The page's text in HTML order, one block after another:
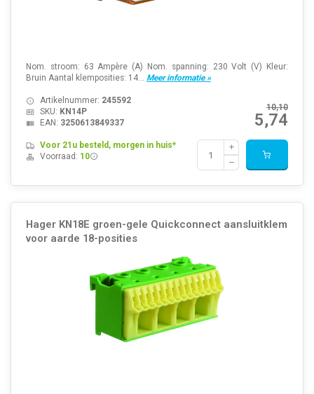
Nom. stroom: 63 Ampère (A) Nom. spanning: 230 Volt (V) Kleur:
Bruin Aantal klemposities: 14... Meer informatie »
10,10
5,74
Artikelnummer: 245592
SKU: KN14P
EAN: 3250613849337
Voor 21u besteld, morgen in huis*
Voorraad: 10
Hager KN18E groen-gele Quickconnect aansluitklem
voor aarde 18-posities